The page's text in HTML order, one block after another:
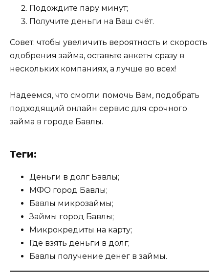
Подождите пару минут;
Получите деньги на Ваш счёт.
Совет: чтобы увеличить вероятность и скорость
одобрения займа, оставьте анкеты сразу в
нескольких компаниях, а лучше во всех!
Надеемся, что смогли помочь Вам, подобрать
подходящий онлайн сервис для срочного
займа в городе Бавлы.
Теги:
Деньги в долг Бавлы;
МФО город Бавлы;
Бавлы микрозаймы;
Займы город Бавлы;
Микрокредиты на карту;
Где взять деньги в долг;
Бавлы получение денег в займы.